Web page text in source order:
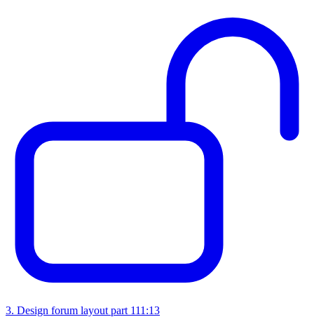
3. Design forum layout part 111:13